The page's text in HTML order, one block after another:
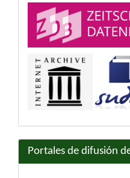
Portales de difusión